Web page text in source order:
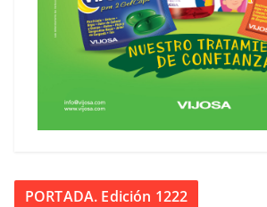
PORTADA. Edición 1222